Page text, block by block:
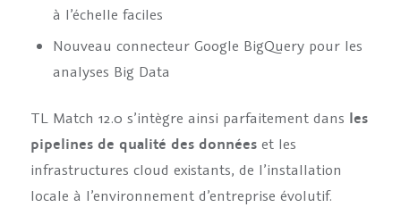
à l’échelle faciles
Nouveau connecteur Google BigQuery pour les
analyses Big Data
TL Match 12.0 s’intègre ainsi parfaitement dans les
pipelines de qualité des données et les
infrastructures cloud existants, de l’installation
locale à l’environnement d’entreprise évolutif.